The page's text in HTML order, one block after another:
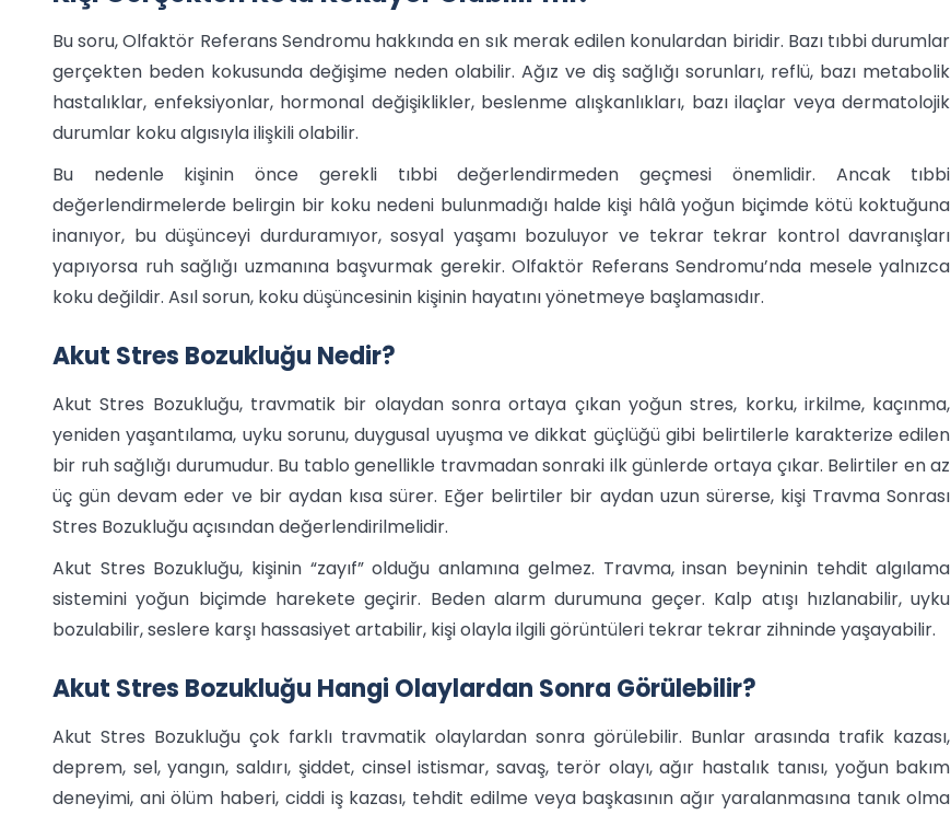
Bu soru, Olfaktör Referans Sendromu hakkında en sık merak edilen konulardan biridir. Bazı tıbbi durumlar
gerçekten beden kokusunda değişime neden olabilir. Ağız ve diş sağlığı sorunları, reflü, bazı metabolik
hastalıklar, enfeksiyonlar, hormonal değişiklikler, beslenme alışkanlıkları, bazı ilaçlar veya dermatolojik
durumlar koku algısıyla ilişkili olabilir.
Bu nedenle kişinin önce gerekli tıbbi değerlendirmeden geçmesi önemlidir. Ancak tıbbi
değerlendirmelerde belirgin bir koku nedeni bulunmadığı halde kişi hâlâ yoğun biçimde kötü koktuğuna
inanıyor, bu düşünceyi durduramıyor, sosyal yaşamı bozuluyor ve tekrar tekrar kontrol davranışları
yapıyorsa ruh sağlığı uzmanına başvurmak gerekir. Olfaktör Referans Sendromu’nda mesele yalnızca
koku değildir. Asıl sorun, koku düşüncesinin kişinin hayatını yönetmeye başlamasıdır.
Akut Stres Bozukluğu Nedir?
Akut Stres Bozukluğu, travmatik bir olaydan sonra ortaya çıkan yoğun stres, korku, irkilme, kaçınma,
yeniden yaşantılama, uyku sorunu, duygusal uyuşma ve dikkat güçlüğü gibi belirtilerle karakterize edilen
bir ruh sağlığı durumudur. Bu tablo genellikle travmadan sonraki ilk günlerde ortaya çıkar. Belirtiler en az
üç gün devam eder ve bir aydan kısa sürer. Eğer belirtiler bir aydan uzun sürerse, kişi Travma Sonrası
Stres Bozukluğu açısından değerlendirilmelidir.
Akut Stres Bozukluğu, kişinin “zayıf” olduğu anlamına gelmez. Travma, insan beyninin tehdit algılama
sistemini yoğun biçimde harekete geçirir. Beden alarm durumuna geçer. Kalp atışı hızlanabilir, uyku
bozulabilir, seslere karşı hassasiyet artabilir, kişi olayla ilgili görüntüleri tekrar tekrar zihninde yaşayabilir.
Akut Stres Bozukluğu Hangi Olaylardan Sonra Görülebilir?
Akut Stres Bozukluğu çok farklı travmatik olaylardan sonra görülebilir. Bunlar arasında trafik kazası,
deprem, sel, yangın, saldırı, şiddet, cinsel istismar, savaş, terör olayı, ağır hastalık tanısı, yoğun bakım
deneyimi, ani ölüm haberi, ciddi iş kazası, tehdit edilme veya başkasının ağır yaralanmasına tanık olma